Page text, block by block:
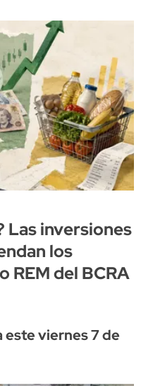
Las inversiones
los
REM del BCRA
este viernes 7 de